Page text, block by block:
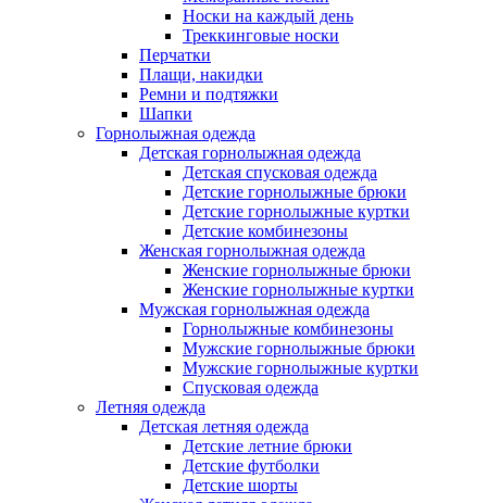
Носки на каждый день
Треккинговые носки
Перчатки
Плащи, накидки
Ремни и подтяжки
Шапки
Горнолыжная одежда
Детская горнолыжная одежда
Детская спусковая одежда
Детские горнолыжные брюки
Детские горнолыжные куртки
Детские комбинезоны
Женская горнолыжная одежда
Женские горнолыжные брюки
Женские горнолыжные куртки
Мужская горнолыжная одежда
Горнолыжные комбинезоны
Мужские горнолыжные брюки
Мужские горнолыжные куртки
Спусковая одежда
Летняя одежда
Детская летняя одежда
Детские летние брюки
Детские футболки
Детские шорты